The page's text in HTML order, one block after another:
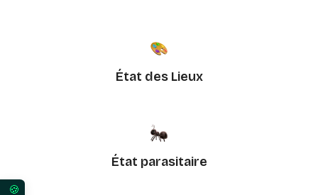
État des Lieux
État parasitaire